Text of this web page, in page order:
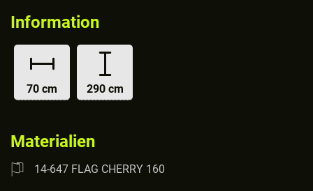
Information
70 cm 290 cm
Materialien
14-647 FLAG CHERRY 160